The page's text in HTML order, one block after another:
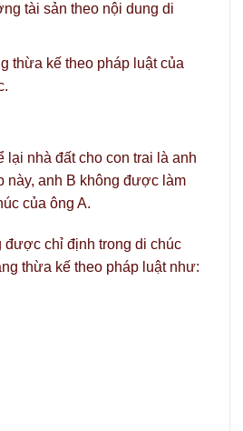
tài sản theo nội dung di
thừa kế theo pháp luật của
lại nhà đất cho con trai là anh
này, anh B không được làm
của ông A.
chỉ định trong di chúc
thừa kế theo pháp luật như: